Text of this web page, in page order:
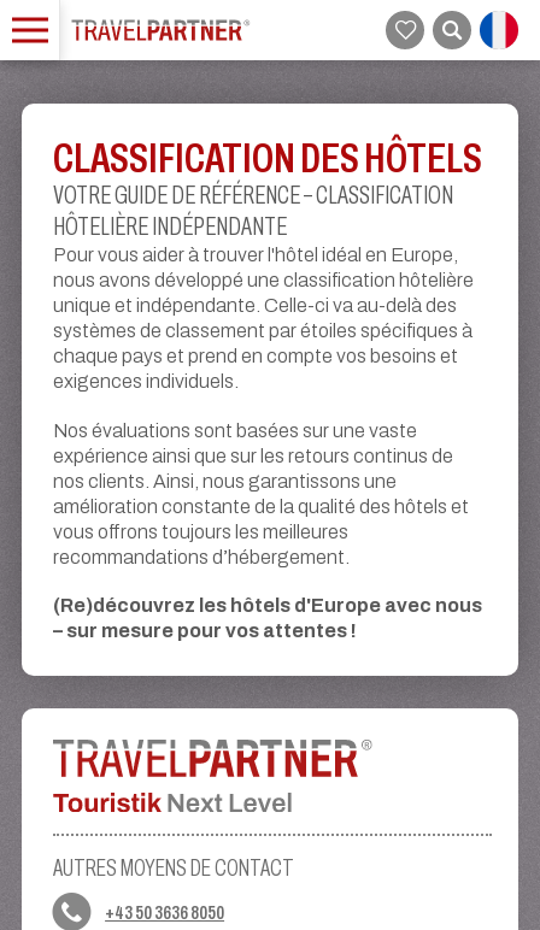
CLASSIFICATION DES HÔTELS
VOTRE GUIDE DE RÉFÉRENCE – CLASSIFICATION
HÔTELIÈRE INDÉPENDANTE
Pour vous aider à trouver l'hôtel idéal en Europe,
nous avons développé une classification hôtelière
unique et indépendante. Celle-ci va au-delà des
systèmes de classement par étoiles spécifiques à
chaque pays et prend en compte vos besoins et
exigences individuels.
Nos évaluations sont basées sur une vaste
expérience ainsi que sur les retours continus de
nos clients. Ainsi, nous garantissons une
amélioration constante de la qualité des hôtels et
vous offrons toujours les meilleures
recommandations d’hébergement.
(Re)découvrez les hôtels d'Europe avec nous
– sur mesure pour vos attentes !
AUTRES MOYENS DE CONTACT
+43 50 3636 8050